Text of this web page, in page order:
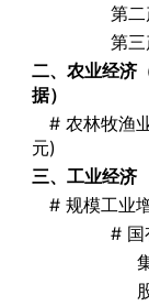
第二
第三
二、农业经济
据）
# 农林牧渔
元)
三、工业经济
# 规模工业
# 国有
集体
股份